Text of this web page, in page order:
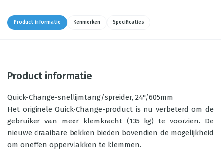
Product informatie Kenmerken Specificaties
Product informatie
Quick-Change-snellijmtang/spreider, 24"/605mm
Het originele Quick-Change-product is nu verbeterd om de
gebruiker van meer klemkracht (135 kg) te voorzien. De
nieuwe draaibare bekken bieden bovendien de mogelijkheid
om oneffen oppervlakken te klemmen.